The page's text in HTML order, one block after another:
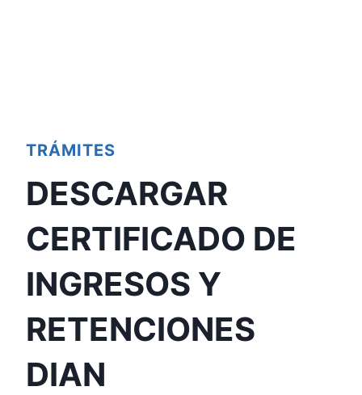
TRÁMITES
DESCARGAR
CERTIFICADO DE
INGRESOS Y
RETENCIONES
DIAN